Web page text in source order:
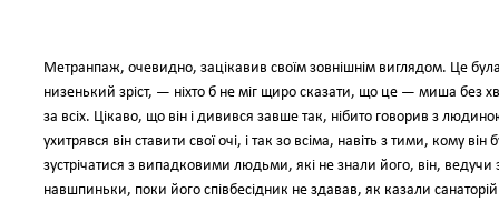
Метранпаж, очевидно, зацікавив своїм зовнішнім виглядом. Це
низенький зріст, — ніхто б не міг щиро сказати, що це — миша без
за всіх. Цікаво, що він і дивився завше так, нібито говорив з
ухитрявся він ставити свої очі, і так зо всіма, навіть з тими, кому
зустрічатися з випадковими людьми, які не знали його, він,
навшпиньки, поки його співбесідник не здавав, як казали